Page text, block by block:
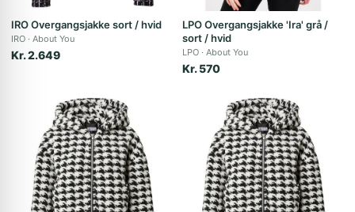
IRO Overgangsjakke sort / hvid
IRO About You
Kr. 2.649
LPO Overgangsjakke 'Ira' grå /
sort / hvid
LPO About You
Kr. 570